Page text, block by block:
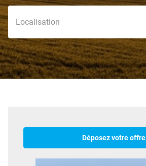
Déposez votre offre